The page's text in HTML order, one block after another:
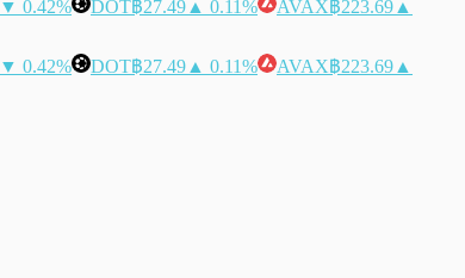
▼ 0.42% DOT฿27.49 ▲ 0.11% AVAX฿223.69 ▲
▼ 0.42% DOT฿27.49 ▲ 0.11% AVAX฿223.69 ▲